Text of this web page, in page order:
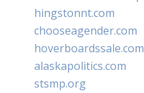
hingstonnt.com
chooseagender.com
hoverboardssale.com
alaskapolitics.com
stsmp.org